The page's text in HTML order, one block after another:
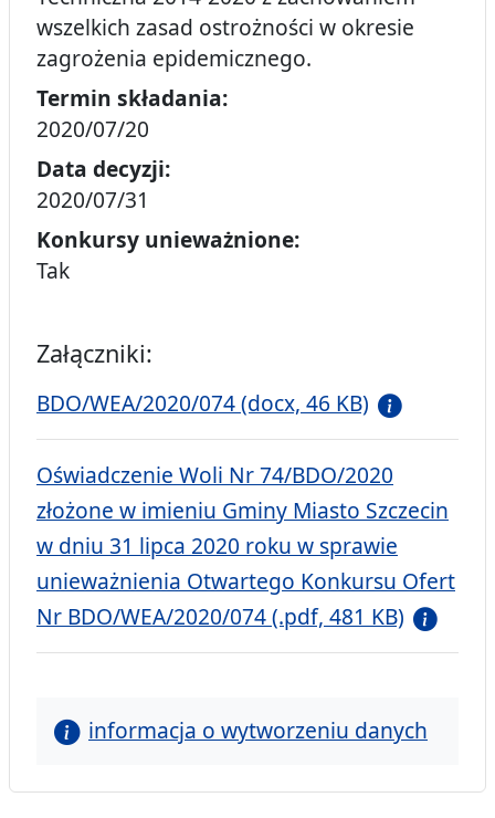
wszelkich zasad ostrożności w okresie
zagrożenia epidemicznego.
Termin składania:
2020/07/20
Data decyzji:
2020/07/31
Konkursy unieważnione:
Tak
Załączniki:
BDO/WEA/2020/074 (docx, 46 KB)
Oświadczenie Woli Nr 74/BDO/2020
złożone w imieniu Gminy Miasto Szczecin
w dniu 31 lipca 2020 roku w sprawie
unieważnienia Otwartego Konkursu Ofert
Nr BDO/WEA/2020/074 (.pdf, 481 KB)
informacja o wytworzeniu danych